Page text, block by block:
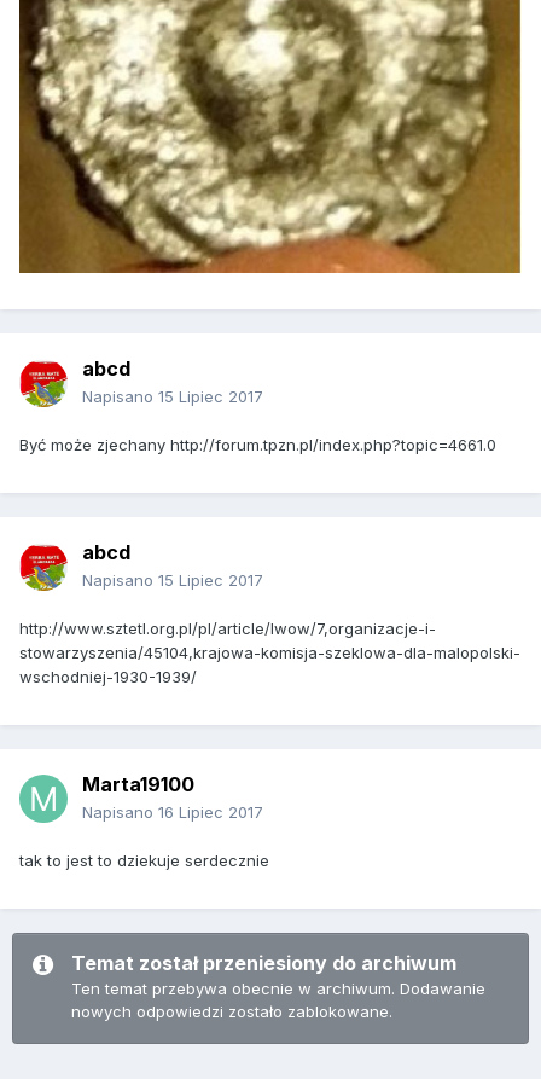
abcd
Napisano 15 Lipiec 2017
Być może zjechany http://forum.tpzn.pl/index.php?topic=4661.0
abcd
Napisano 15 Lipiec 2017
http://www.sztetl.org.pl/pl/article/lwow/7,organizacje-i-
stowarzyszenia/45104,krajowa-komisja-szeklowa-dla-malopolski-
wschodniej-1930-1939/
Marta19100
Napisano 16 Lipiec 2017
tak to jest to dziekuje serdecznie
Temat został przeniesiony do archiwum
Ten temat przebywa obecnie w archiwum. Dodawanie
nowych odpowiedzi zostało zablokowane.